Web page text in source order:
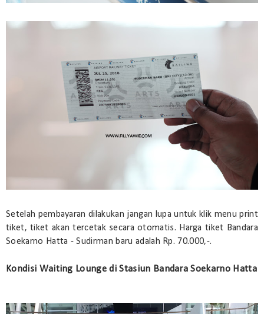
Setelah pembayaran dilakukan jangan lupa untuk klik menu print
tiket, tiket akan tercetak secara otomatis. Harga tiket Bandara
Soekarno Hatta - Sudirman baru adalah Rp. 70.000,-.
Kondisi Waiting Lounge di Stasiun Bandara Soekarno Hatta